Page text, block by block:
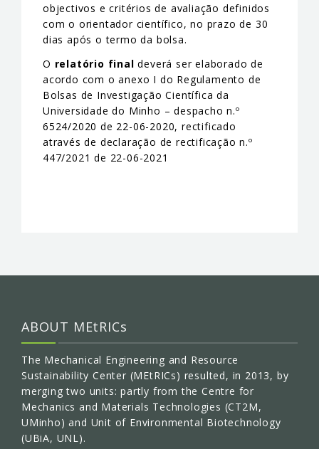
objectivos e critérios de avaliação definidos
com o orientador científico, no prazo de 30
dias após o termo da bolsa.
O relatório final deverá ser elaborado de
acordo com o anexo I do Regulamento de
Bolsas de Investigação Científica da
Universidade do Minho – despacho n.º
6524/2020 de 22-06-2020, rectificado
através de declaração de rectificação n.º
447/2021 de 22-06-2021
ABOUT MEtRICs
The Mechanical Engineering and Resource
Sustainability Center (MEtRICs) resulted, in 2013, by
merging two units: partly from the Centre for
Mechanics and Materials Technologies (CT2M,
UMinho) and Unit of Environmental Biotechnology
(UBiA, UNL).